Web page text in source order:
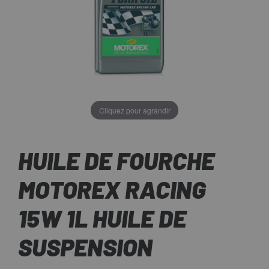
Cliquez pour agrandir
HUILE DE FOURCHE
MOTOREX RACING
15W 1L HUILE DE
SUSPENSION